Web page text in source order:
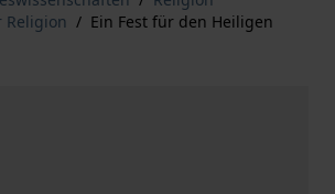
Religion / Ein Fest für den Heiligen